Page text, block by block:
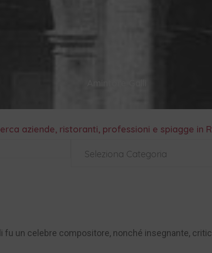
aziende, ristoranti, professioni e spiagge in
Seleziona Categoria
fu un celebre compositore, nonché insegnante,